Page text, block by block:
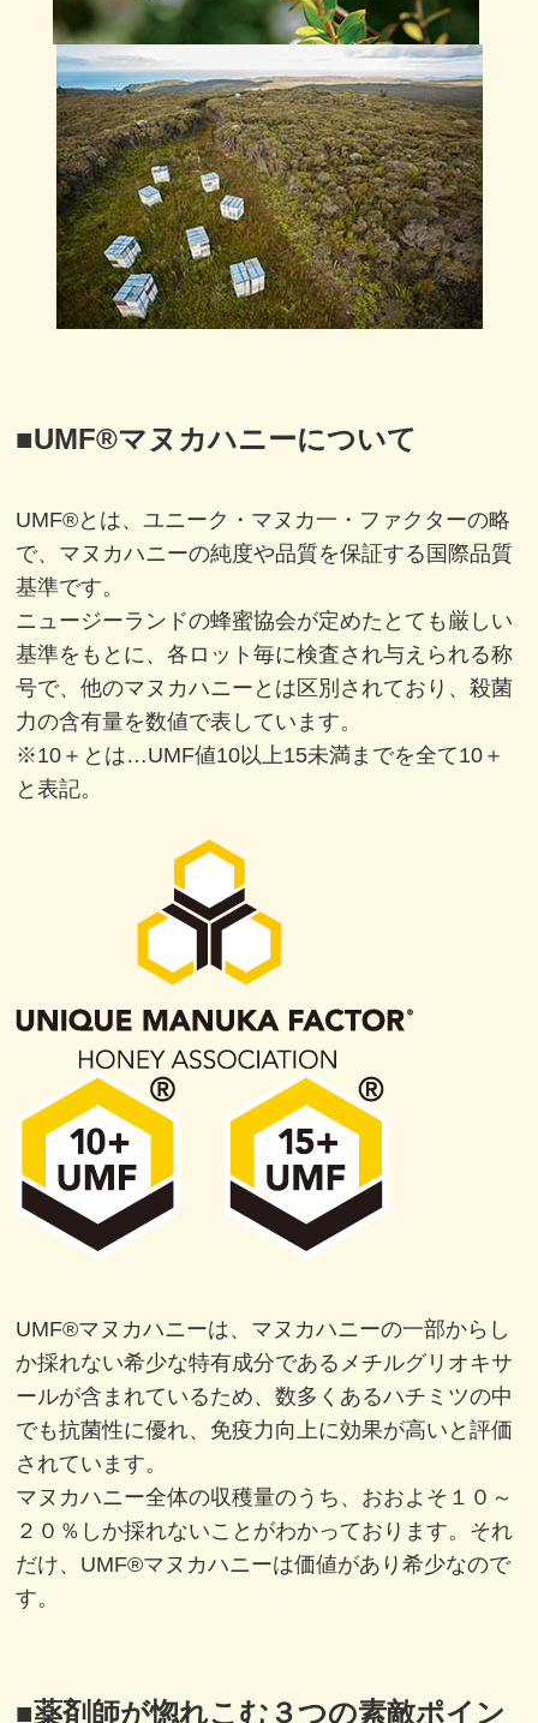
■UMF®マヌカハニーについて
UMF®とは、ユニーク・マヌカ一・ファクターの略
で、マヌカハニーの純度や品質を保証する国際品質
基準です。
ニュージーランドの蜂蜜協会が定めたとても厳しい
基準をもとに、各ロット毎に検査され与えられる称
号で、他のマヌカハニーとは区別されており、殺菌
力の含有量を数値で表しています。
※10＋とは…UMF値10以上15未満までを全て10＋
と表記。
UMF®マヌカハニーは、マヌカハニーの一部からし
か採れない希少な特有成分であるメチルグリオキサ
ールが含まれているため、数多くあるハチミツの中
でも抗菌性に優れ、免疫力向上に効果が高いと評価
されています。
マヌカハニー全体の収穫量のうち、おおよそ１０～
２０％しか採れないことがわかっております。それ
だけ、UMF®マヌカハニーは価値があり希少なので
す。
■薬剤師が惚れこむ３つの素敵ポイン